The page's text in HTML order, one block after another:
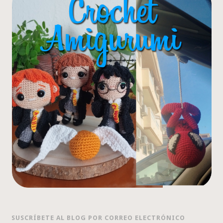
SUSCRÍBETE AL BLOG POR CORREO ELECTRÓNICO